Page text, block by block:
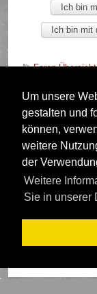
Um unsere
gestalten und
können,
weitere
der
Weitere
Sie in unserer
Foren-Übersicht
Wer ist
Insgesamt sind574
571 Gäste
gleichzeitig online